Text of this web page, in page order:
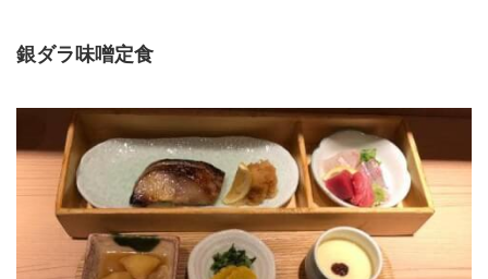
銀ダラ味噌定食